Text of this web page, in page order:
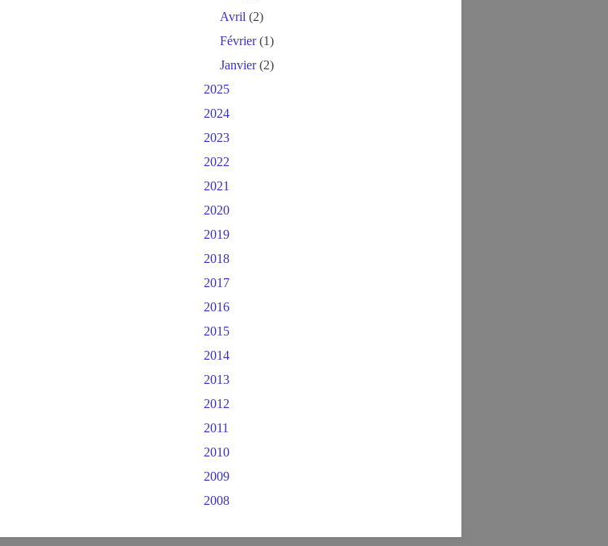
Avril (2)
Février(1)
Janvier(2)
2025
2024
2023
2022
2021
2020
2019
2018
2017
2016
2015
2014
2013
2012
2011
2010
2009
2008